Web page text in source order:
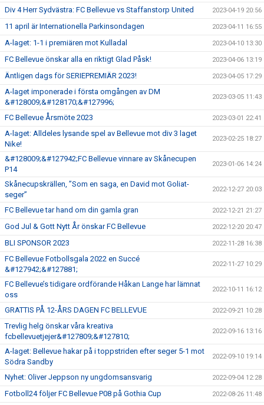
Div 4 Herr Sydvästra: FC Bellevue vs Staffanstorp United 2023-04-19 20:56
11 april är Internationella Parkinsondagen 2023-04-11 16:55
A-laget: 1-1 i premiären mot Kulladal 2023-04-10 13:30
FC Bellevue önskar alla en riktigt Glad Påsk! 2023-04-06 13:19
Äntligen dags för SERIEPREMIÄR 2023! 2023-04-05 17:29
A-laget imponerade i första omgången av DM
&#128009;&#128170;&#127996;
2023-03-05 11:43
FC Bellevue Årsmöte 2023 2023-03-01 22:41
A-laget: Alldeles lysande spel av Bellevue mot div 3 laget
Nike!
2023-02-25 18:27
&#128009;&#127942;FC Bellevue vinnare av Skånecupen
P14
2023-01-06 14:24
Skånecupskrällen, ”Som en saga, en David mot Goliat-
seger”
2022-12-27 20:03
FC Bellevue tar hand om din gamla gran 2022-12-21 21:27
God Jul & Gott Nytt År önskar FC Bellevue 2022-12-20 20:47
BLI SPONSOR 2023 2022-11-28 16:38
FC Bellevue Fotbollsgala 2022 en Succé
&#127942;&#127881;
2022-11-27 10:29
FC Bellevue’s tidigare ordförande Håkan Lange har lämnat
oss
2022-10-11 16:12
GRATTIS PÅ 12-ÅRS DAGEN FC BELLEVUE 2022-09-21 10:28
Trevlig helg önskar våra kreativa
fcbellevuetjejer&#127809;&#127810;
2022-09-16 13:16
A-laget: Bellevue hakar på i toppstriden efter seger 5-1 mot
Södra Sandby
2022-09-10 19:14
Nyhet: Oliver Jeppson ny ungdomsansvarig 2022-09-04 12:28
Fotboll24 följer FC Bellevue P08 på Gothia Cup 2022-08-26 11:48